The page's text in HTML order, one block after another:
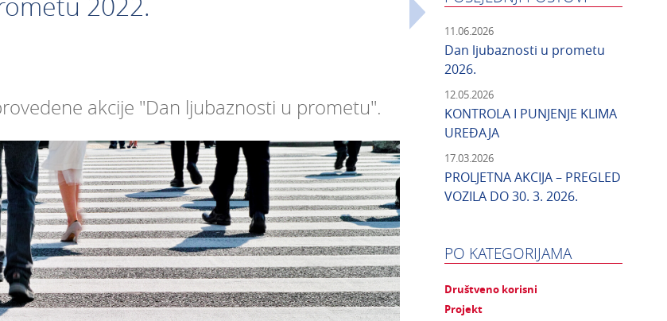
akcije "Dan ljubaznosti u prometu".
11.06.2026
Dan ljubaznosti u prometu
2026.
12.05.2026
KONTROLA I PUNJENJE KLIMA
UREĐAJA
17.03.2026
PROLJETNA AKCIJA – PREGLED
VOZILA DO 30. 3. 2026.
PO KATEGORIJAMA
Društveno korisni
Projekt